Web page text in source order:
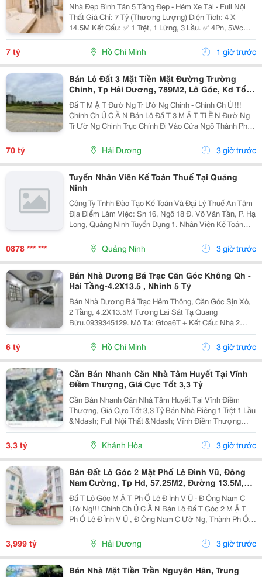
Nhà Đẹp Bình Tân 5 Tầng Đẹp - Hẻm Xe Tải - Full Nội
Thất Giá Chỉ: 7 Tỷ (Thương Lượng) Diện Tích: 4 X
14.5M Kết Cấu: ✅ 1 Trệt, 1 Lửng, 3 Lầu. ✅ 4Pn, 5Wc
(Có Thể Bố Trí 6Pn). ✅ Phòng Thờ, Phòng Giặt, Sân
Thượng. Hẻm Xe Tải, Gần Mặt Tiền, Thuận...
7 tỷ Hồ Chí Minh 1 giờ trước
Bán Lô Đất 3 Mặt Tiền Mặt Đường Trường
Chinh, Tp Hải Dương, 789M2, Lô Góc, Kd Tốt,
Vị Trí Đẹp
Đấ T M Ặ T Đườ Ng Tr Ườ Ng Chinh - Chính Ch Ủ !!!
Chính Ch Ủ C Ầ N Bán Lô Đấ T 3 M Ặ T Ti Ề N Đườ Ng
Tr Ườ Ng Chinh Trục Chính Đi Vào Cửa Ngõ Thành Ph Ố
H Ả I D Ươ Ng - Di Ệ N Tích 789M2, Lô Góc 3 M Ặ T Ti Ề
70 tỷ Hải Dương 3 giờ trước
Tuyển Nhân Viên Kế Toán Thuế Tại Quảng
Ninh
Công Ty Tnhh Đào Tạo Kế Toán Và Đại Lý Thuế An Tâm
Địa Điểm Làm Việc: Sn 16, Ngõ 18 Đ. Võ Văn Tần, P. Hạ
Long, Quảng Ninh Tuyển Dụng 1. Nhân Viên Kế Toán
Thuế : 05 Mô Tả Công Việc: &Bull; Thực Hiện Các Công
Việc Liên Quan Đến Kế Toán Thuế...
0878 *** *** Quảng Ninh 3 giờ trước
Bán Nhà Dương Bá Trạc Căn Góc Không Qh -
Hai Tầng-4.2X13.5 , Nhỉnh 5 Tỷ
Bán Nhà Dương Bá Trạc Hẻm Thông, Căn Góc Sịn Xò,
2 Tầng, 4.2X13.5M Tương Lai Sát Tạ Quang
Bửu.0939345129. Mô Tả: Gtoa6T + Kết Cấu: Nhà 2
Tầng Btct Kiên Cố, 2 Phòng. + Vị Trí: Ngay Dương Bá
Trạc Thông Tạ Quang Bửu, Âu Dương Lân, Nguyễn Thị
Tần, Dạ...
6 tỷ Hồ Chí Minh 3 giờ trước
Cần Bán Nhanh Căn Nhà Tâm Huyết Tại Vĩnh
Điềm Thượng, Giá Cực Tốt 3,3 Tỷ
Cần Bán Nhanh Căn Nhà Tâm Huyết Tại Vĩnh Điềm
Thượng, Giá Cực Tốt 3,3 Tỷ Bán Nhà Riêng 1 Trệt 1 Lầu
&Ndash; Full Nội Thất &Ndash; Vĩnh Điềm Thượng
&Ndash; Gần 23/10 Vị Trí: Thôn Vĩnh Điềm Thượng,
Cách Đường 23/10 Chỉ 50M Hẻm Thông Thoáng, Kết...
3,3 tỷ Khánh Hòa 3 giờ trước
Bán Đất Lô Góc 2 Mặt Phố Lê Đình Vũ, Đông
Nam Cường, Tp Hd, 57.25M2, Đường 13.5M,
3.X Tỷ
Đấ T Lô Góc M Ặ T Ph Ố Lê Đ Ình V Ũ - Đ Ông Nam C
Ườ Ng!!! Chính Ch Ủ C Ầ N Bán Lô Đấ T Góc 2 M Ặ T
Ph Ố Lê Đ Ình V Ũ , Đ Ông Nam C Ườ Ng, Thành Ph Ố H
Ả I D Ươ Ng - Di Ệ N Tích 57.25M2, H Ướ Ng Tây, Tây B
3,999 tỷ Hải Dương 3 giờ trước
Bán Nhà Mặt Tiền Trần Nguyên Hãn, Trung